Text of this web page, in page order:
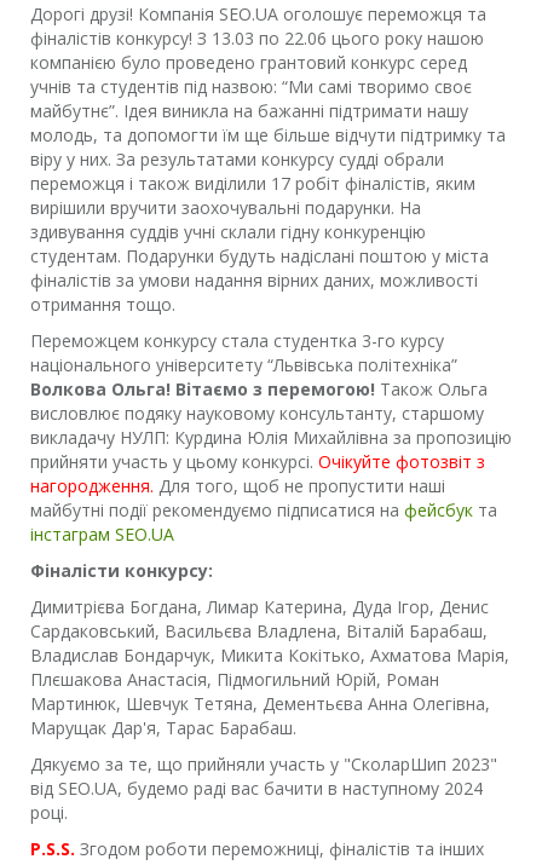
Дорогі друзі! Компанія SEO.UA оголошує переможця та
фіналістів конкурсу! З 13.03 по 22.06 цього року нашою
компанією було проведено грантовий конкурс серед
учнів та студентів під назвою: “Ми самі творимо своє
майбутнє”. Ідея виникла на бажанні підтримати нашу
молодь, та допомогти їм ще більше відчути підтримку та
віру у них. За результатами конкурсу судді обрали
переможця і також виділили 17 робіт фіналістів, яким
вирішили вручити заохочувальні подарунки. На
здивування суддів учні склали гідну конкуренцію
студентам. Подарунки будуть надіслані поштою у міста
фіналістів за умови надання вірних даних, можливості
отримання тощо.
Переможцем конкурсу стала студентка 3-го курсу
національного університету “Львівська політехніка”
Волкова Ольга! Вітаємо з перемогою! Також Ольга
висловлює подяку науковому консультанту, старшому
викладачу НУЛП: Курдина Юлія Михайлівна за пропозицію
прийняти участь у цьому конкурсі. Очікуйте фотозвіт з
нагородження. Для того, щоб не пропустити наші
майбутні події рекомендуємо підписатися на фейсбук та
інстаграм SEO.UA
Фіналісти конкурсу:
Димитрієва Богдана, Лимар Катерина, Дуда Ігор, Денис
Сардаковський, Васильєва Владлена, Віталій Барабаш,
Владислав Бондарчук, Микита Кокітько, Ахматова Марія,
Плєшакова Анастасія, Підмогильний Юрій, Роман
Мартинюк, Шевчук Тетяна, Дементьєва Анна Олегівна,
Марущак Дар'я, Тарас Барабаш.
Дякуємо за те, що прийняли участь у "СколарШип 2023"
від SEO.UA, будемо раді вас бачити в наступному 2024
році.
P.S.S. Згодом роботи переможниці, фіналістів та інших